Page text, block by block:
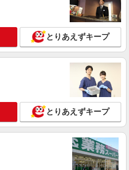
とりあえずキープ
とりあえずキープ